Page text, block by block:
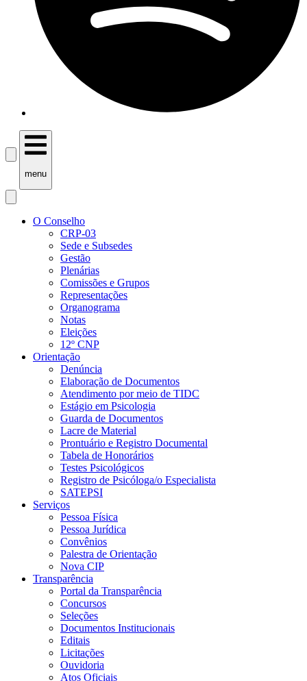
menu
O Conselho
CRP-03
Sede e Subsedes
Gestão
Plenárias
Comissões e Grupos
Representações
Organograma
Notas
Eleições
12º CNP
Orientação
Denúncia
Elaboração de Documentos
Atendimento por meio de TIDC
Estágio em Psicologia
Guarda de Documentos
Lacre de Material
Prontuário e Registro Documental
Tabela de Honorários
Testes Psicológicos
Registro de Psicóloga/o Especialista
SATEPSI
Serviços
Pessoa Física
Pessoa Jurídica
Convênios
Palestra de Orientação
Nova CIP
Transparência
Portal da Transparência
Concursos
Seleções
Documentos Institucionais
Editais
Licitações
Ouvidoria
Atos Oficiais